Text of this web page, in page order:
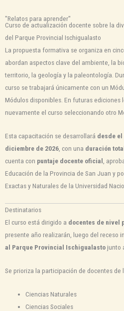
"Relatos para aprender"
Curso de actualización docente sobre la
del Parque Provincial Ischigualasto
La propuesta formativa se organiza en
abordan aspectos clave del ambiente, la
territorio, la geología y la paleontología.
curso se trabajará únicamente con un
Módulos disponibles. En futuras ediciones
nuevamente el curso seleccionando otro
Esta capacitación se desarrollará desde el
diciembre de 2026 , con una duración
cuenta con puntaje docente oficial ,
Educación de la Provincia de San Juan y
Exactas y Naturales de la Universidad
Destinatarios
El curso está dirigido a docentes de nivel
presente año realizarán, luego del receso
al Parque Provincial Ischigualasto junto
Se prioriza la participación de docentes de
Ciencias Naturales
Ciencias Sociales